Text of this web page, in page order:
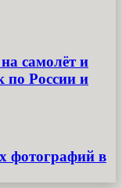
самолёт и
по России и
фотографий в